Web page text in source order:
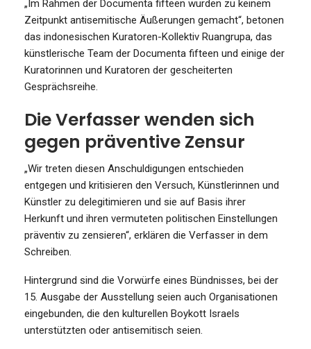
„Im Rahmen der Documenta fifteen wurden zu keinem
Zeitpunkt antisemitische Äußerungen gemacht“, betonen
das indonesischen Kuratoren-Kollektiv Ruangrupa, das
künstlerische Team der Documenta fifteen und einige der
Kuratorinnen und Kuratoren der gescheiterten
Gesprächsreihe.
Die Verfasser wenden sich
gegen präventive Zensur
„Wir treten diesen Anschuldigungen entschieden
entgegen und kritisieren den Versuch, Künstlerinnen und
Künstler zu delegitimieren und sie auf Basis ihrer
Herkunft und ihren vermuteten politischen Einstellungen
präventiv zu zensieren“, erklären die Verfasser in dem
Schreiben.
Hintergrund sind die Vorwürfe eines Bündnisses, bei der
15. Ausgabe der Ausstellung seien auch Organisationen
eingebunden, die den kulturellen Boykott Israels
unterstützten oder antisemitisch seien.